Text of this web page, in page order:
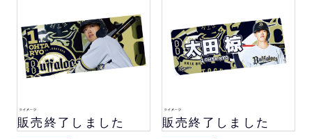
販売終了しました 販売終了しました